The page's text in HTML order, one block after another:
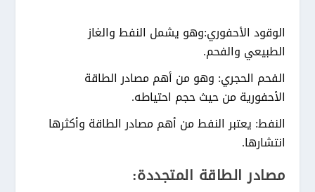
الوقود الأحفوري:وهو يشمل النفط والغاز
الطبيعي والفحم.
الفحم الحجري: وهو من أهم مصادر الطاقة
الأحفورية من حيث حجم احتياطه.
النفط: يعتبر النفط من أهم مصادر الطاقة وأكثرها
انتشارها.
مصادر الطاقة المتجددة: